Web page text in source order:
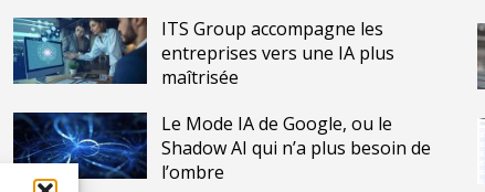
ITS Group accompagne les
entreprises vers une IA plus
maîtrisée
Le Mode IA de Google, ou le
Shadow AI qui n’a plus besoin de
l’ombre